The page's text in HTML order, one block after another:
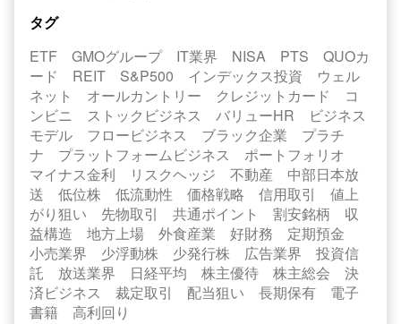
タグ
ETF
GMOグループ IT業界 NISA PTS
QUOカ
ード
REIT S&P500 インデックス投資
ウェル
ネット
オールカントリー クレジットカード
コ
ンビニ
ストックビジネス バリューHR
ビジネス
モデル
フロービジネス ブラック企業
プラチ
ナ
プラットフォームビジネス
ポートフォリオ
マイナス金利
リスクヘッジ 不動産
中部日本放
送
低位株 低流動性 価格戦略 信用取引
値上
がり狙い
先物取引 共通ポイント 割安銘柄
収
益構造
地方上場 外食産業 好財務
定期預金
小売業界
少浮動株 少発行株 広告業界
投資信
託
放送業界 日経平均 株主優待 株主総会
決
済ビジネス
裁定取引 配当狙い 長期保有
電子
書籍
高利回り